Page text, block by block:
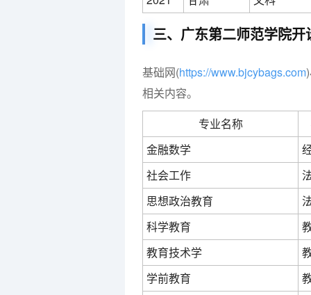
三、广东第二师范学院
基础网(https://www.bjcybags.com
相关内容。
专业名称
金融数学
社会工作
思想政治教育
科学教育
教育技术学
学前教育